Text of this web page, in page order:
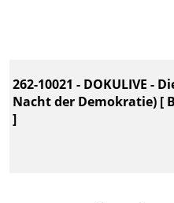
262-10021 - DOKULIVE -
Nacht der Demokratie) [
]